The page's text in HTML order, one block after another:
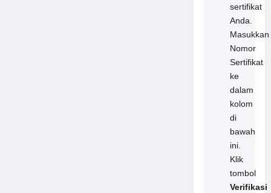
sertifikat
Anda.
Masukkan
Nomor
Sertifikat
ke
dalam
kolom
di
bawah
ini.
Klik
tombol
Verifikasi